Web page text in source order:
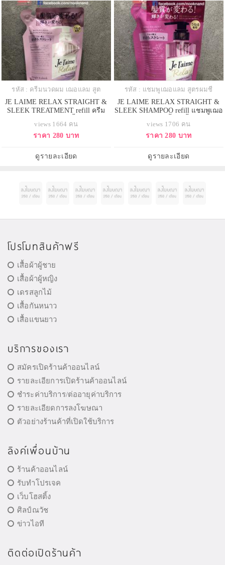
รหัส : ครีมนวดผม เฌอแลม สูต
JE LAIME RELAX STRAIGHT &
SLEEK TREATMENT refill ครีม
views 1664 คน
ราคา 280 บาท
ดูรายละเอียด
รหัส : แชมพูเฌอแลม สูตรผมชี
JE LAIME RELAX STRAIGHT &
SLEEK SHAMPOO refill แชมพูเฌอ
views 1706 คน
ราคา 280 บาท
ดูรายละเอียด
โปรโมทสินค้าฟรี
เสื้อผ้าผู้ชาย
เสื้อผ้าผู้หญิง
เดรสลูกไม้
เสื้อกันหนาว
เสื้อแขนยาว
บริการของเรา
สมัครเปิดร้านค้าออนไลน์
รายละเอียการเปิดร้านค้าออนไลน์
ชำระค่าบริการ/ต่ออายุค่าบริการ
รายละเอียดการลงโฆษณา
ตัวอย่างร้านค้าที่เปิดใช้บริการ
ลิงค์เพื่อนบ้าน
ร้านค้าออนไลน์
รับทำโปรเจค
เว็บโฮสติ้ง
ศิลป์ณวัช
ข่าวไอที
ติดต่อเปิดร้านค้า